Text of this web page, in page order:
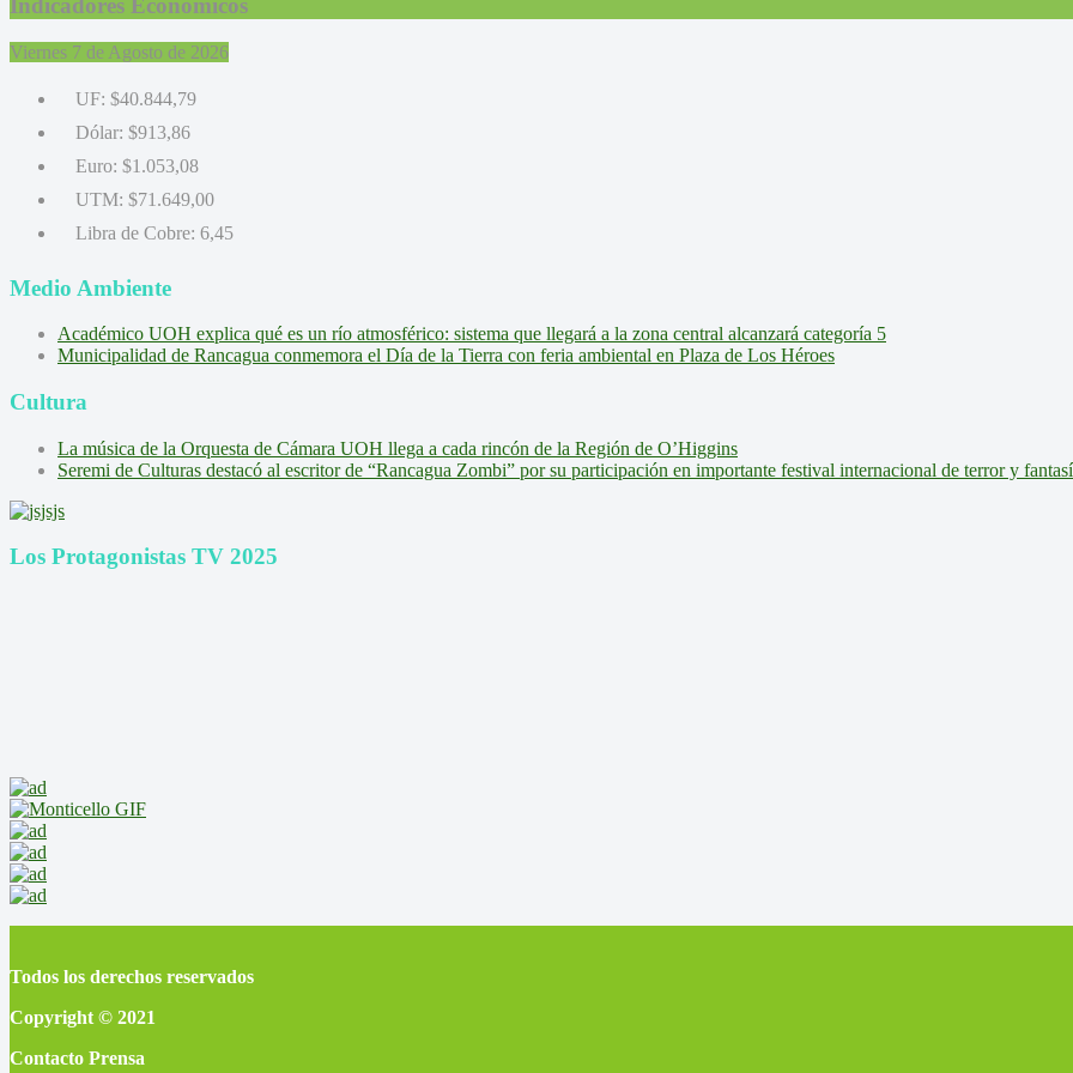
Indicadores Económicos
Viernes 7 de Agosto de 2026
UF: $40.844,79
Dólar: $913,86
Euro: $1.053,08
UTM: $71.649,00
Libra de Cobre: 6,45
Medio Ambiente
Académico UOH explica qué es un río atmosférico: sistema que llegará a la zona central alcanzará categoría 5
Municipalidad de Rancagua conmemora el Día de la Tierra con feria ambiental en Plaza de Los Héroes
Cultura
La música de la Orquesta de Cámara UOH llega a cada rincón de la Región de O’Higgins
Seremi de Culturas destacó al escritor de “Rancagua Zombi” por su participación en importante festival internacional de terror y
Los Protagonistas TV 2025
Todos los derechos reservados
Copyright © 2021
Contacto Prensa